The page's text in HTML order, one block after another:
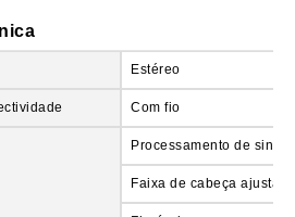
Estéreo
Com fio
Processamento de sinal
Faixa de cabeça